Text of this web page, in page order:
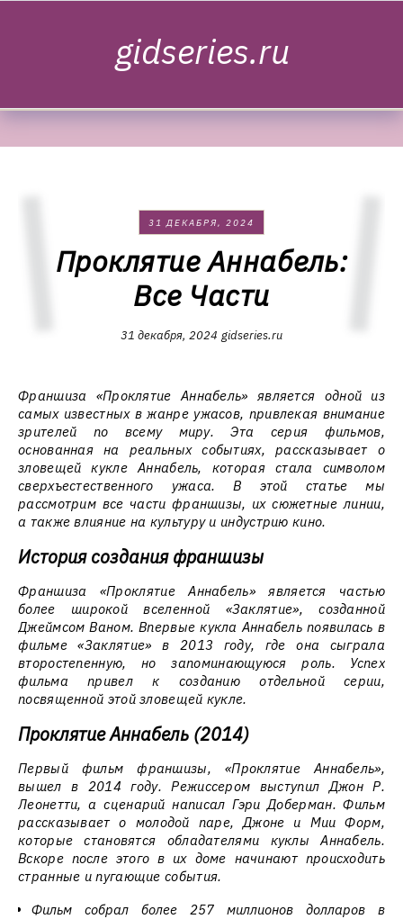
gidseries.ru
31 ДЕКАБРЯ, 2024
Проклятие Аннабель:
Все Части
31 декабря, 2024 gidseries.ru
Франшиза «Проклятие Аннабель» является одной из
самых известных в жанре ужасов, привлекая внимание
зрителей по всему миру. Эта серия фильмов,
основанная на реальных событиях, рассказывает о
зловещей кукле Аннабель, которая стала символом
сверхъестественного ужаса. В этой статье мы
рассмотрим все части франшизы, их сюжетные линии,
а также влияние на культуру и индустрию кино.
История создания франшизы
Франшиза «Проклятие Аннабель» является частью
более широкой вселенной «Заклятие», созданной
Джеймсом Ваном. Впервые кукла Аннабель появилась в
фильме «Заклятие» в 2013 году, где она сыграла
второстепенную, но запоминающуюся роль. Успех
фильма привел к созданию отдельной серии,
посвященной этой зловещей кукле.
Проклятие Аннабель (2014)
Первый фильм франшизы, «Проклятие Аннабель»,
вышел в 2014 году. Режиссером выступил Джон Р.
Леонетти, а сценарий написал Гэри Доберман. Фильм
рассказывает о молодой паре, Джоне и Мии Форм,
которые становятся обладателями куклы Аннабель.
Вскоре после этого в их доме начинают происходить
странные и пугающие события.
Фильм собрал более 257 миллионов долларов в